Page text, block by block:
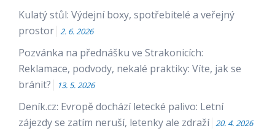
Kulatý stůl: Výdejní boxy, spotřebitelé a veřejný
prostor 2. 6. 2026
Pozvánka na přednášku ve Strakonicích:
Reklamace, podvody, nekalé praktiky: Víte, jak se
bránit?
13. 5. 2026
Deník.cz: Evropě dochází letecké palivo: Letní
zájezdy se zatím neruší, letenky ale zdraží 20. 4. 2026